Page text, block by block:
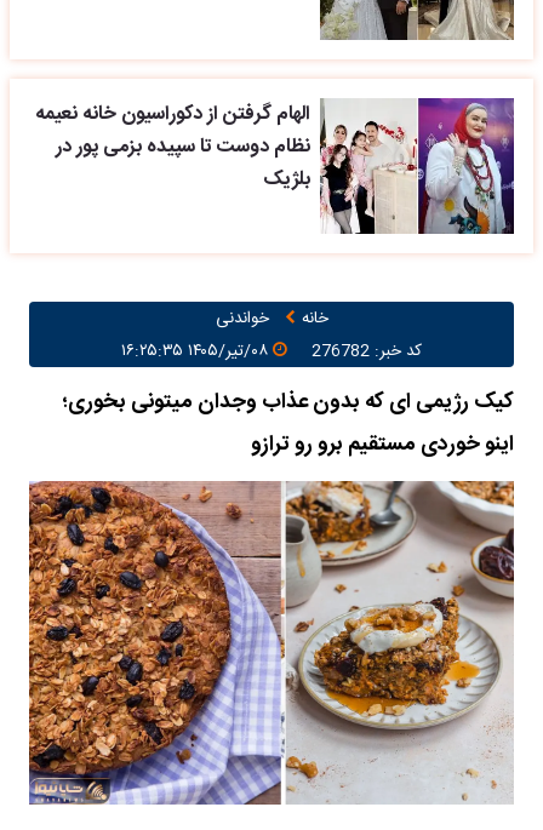
الهام گرفتن از دکوراسیون خانه نعیمه
نظام دوست تا سپیده بزمی پور در
بلژیک
خانه
خواندنی
کد خبر: 276782
کیک رژیمی ای که بدون عذاب وجدان میتونی بخوری؛
اینو خوردی مستقیم برو رو ترازو